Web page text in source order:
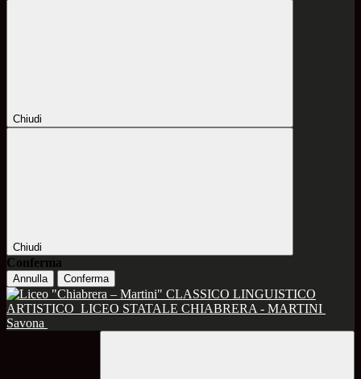
Chiudi
Chiudi
Conferma
Annulla Conferma
CLASSICO LINGUISTICO
ARTISTICO LICEO STATALE CHIABRERA - MARTINI
Savona